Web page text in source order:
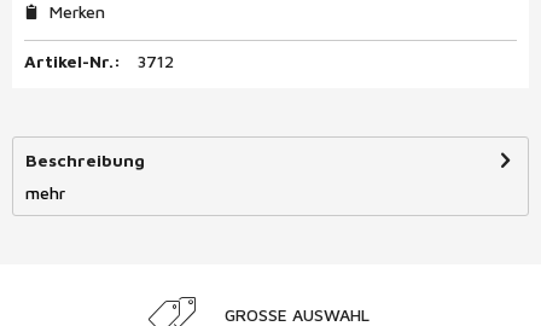
Merken
Artikel-Nr.: 3712
Beschreibung
mehr
GROSSE AUSWAHL